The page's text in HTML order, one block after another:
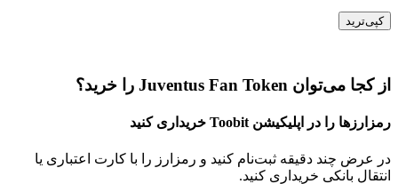
کپی‌ترید
از کجا می‌توان Juventus Fan Token را خرید؟
رمزارزها را در اپلیکیشن Toobit خریداری کنید
در عرض چند دقیقه ثبت‌نام کنید و رمزارز را با کارت اعتباری یا
انتقال بانکی خریداری کنید.